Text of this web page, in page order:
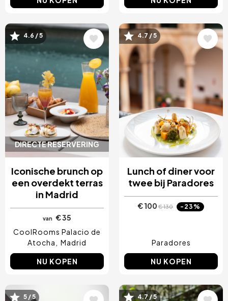
DIRECTE RESERVERING
Afbeelding
4.6 / 5
Iconische brunch op
een overdekt terras
in Madrid
van
€ 35
CoolRooms Palacio de
Atocha
Madrid
NU KOPEN
Afbeelding
4.7 / 5
Lunch of diner voor
twee bij Paradores
€ 100 € 130 -23%
Paradores
NU KOPEN
5 / 5 4.7 / 5